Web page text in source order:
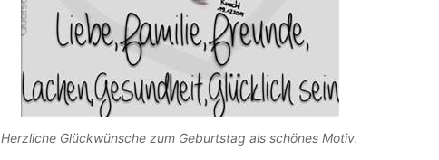
Herzliche Glückwünsche zum Geburtstag als schönes Motiv.